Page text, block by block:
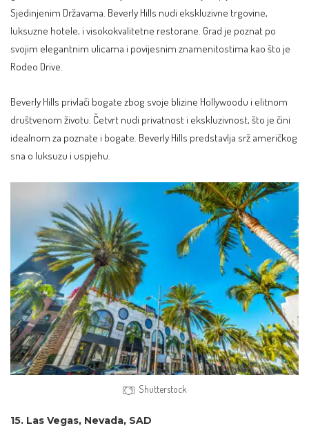
Sjedinjenim Državama. Beverly Hills nudi ekskluzivne trgovine,
luksuzne hotele, i visokokvalitetne restorane. Grad je poznat po
svojim elegantnim ulicama i povijesnim znamenitostima kao što je
Rodeo Drive.
Beverly Hills privlači bogate zbog svoje blizine Hollywoodu i elitnom
društvenom životu. Četvrt nudi privatnost i ekskluzivnost, što je čini
idealnom za poznate i bogate. Beverly Hills predstavlja srž američkog
sna o luksuzu i uspjehu.
Shutterstock
15. Las Vegas, Nevada, SAD